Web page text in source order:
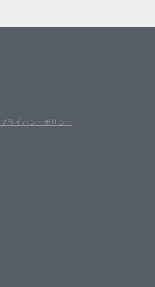
プライバシーポリシー